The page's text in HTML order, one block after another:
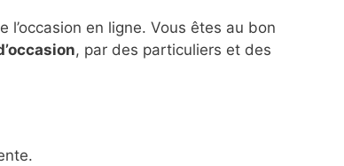
l’occasion en ligne. Vous êtes au bon
, par des particuliers et des